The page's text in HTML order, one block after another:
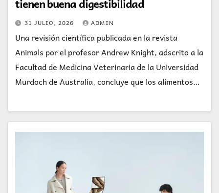
31 JULIO, 2026 ADMIN
Una revisión científica publicada en la revista
Animals por el profesor Andrew Knight, adscrito a la
Facultad de Medicina Veterinaria de la Universidad
Murdoch de Australia, concluye que los alimentos…